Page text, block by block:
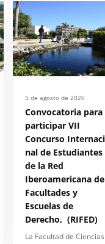
5 de agosto de 2026
Convocatoria para
participar VII
Concurso
nal de Estudiantes
de la Red
Iberoamericana de
Facultades y
Escuelas de
Derecho, (RIFED)
La Facultad de Ciencias